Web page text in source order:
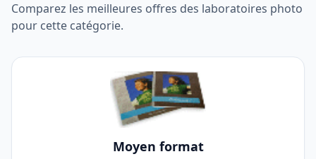
Comparez les meilleures offres des laboratoires photo
pour cette catégorie.
Moyen format